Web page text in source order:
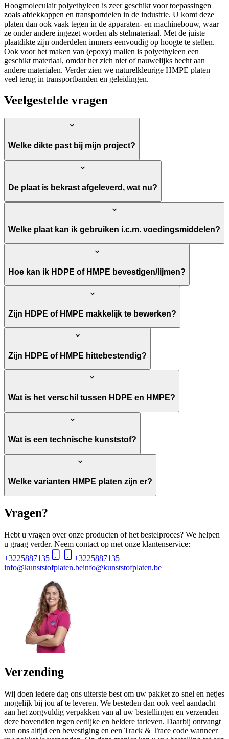
Hoogmoleculair polyethyleen is zeer geschikt voor toepassingen
zoals afdekkappen en transportdelen in de industrie. U komt deze
platen dan ook vaak tegen in de apparaten- en machinebouw, waar
ze onder andere ingezet worden als stelmateriaal. Met de juiste
plaatdikte zijn onderdelen immers eenvoudig op hoogte te stellen.
Ook voor het maken van (epoxy) mallen is polyethyleen een
geschikt materiaal, omdat het zich niet of nauwelijks hecht aan
andere materialen. Verder zien we naturelkleurige HMPE platen
veel terug in transportbanden en geleidingen.
Veelgestelde vragen
Welke dikte past bij mijn project?
De plaat is bekrast afgeleverd, wat nu?
Welke plaat kan ik gebruiken i.c.m. voedingsmiddelen?
Hoe kan ik HDPE of HMPE bevestigen/lijmen?
Zijn HDPE of HMPE makkelijk te bewerken?
Zijn HDPE of HMPE hittebestendig?
Wat is het verschil tussen HDPE en HMPE?
Wat is een technische kunststof?
Welke varianten HMPE platen zijn er?
Vragen?
Hebt u vragen over onze producten of het bestelproces? We helpen
u graag verder. Neem contact op met onze klantenservice:
+3225887135
+3225887135
info@kunststofplaten.beinfo@kunststofplaten.be
Verzending
Wij doen iedere dag ons uiterste best om uw pakket zo snel en netjes
mogelijk bij jou af te leveren. We besteden dan ook veel aandacht
aan het zorgvuldig verpakken van al uw bestellingen en verzenden
deze bovendien tegen eerlijke en heldere tarieven. Daarbij ontvangt
van ons altijd een bevestiging en een Track & Trace code wanneer